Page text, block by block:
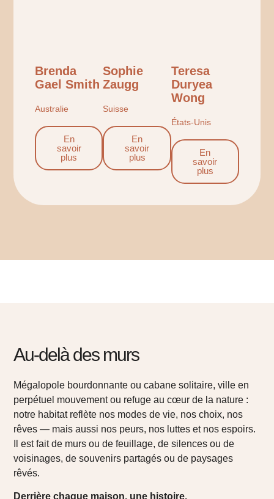
Brenda
Gael Smith
Australie
En
savoir
plus
Sophie
Zaugg
Suisse
En
savoir
plus
Teresa
Duryea
Wong
États-Unis
En
savoir
plus
Au-delà des murs​
Mégalopole bourdonnante ou cabane solitaire, ville en
perpétuel mouvement ou refuge au cœur de la nature :
notre habitat reflète nos modes de vie, nos choix, nos
rêves — mais aussi nos peurs, nos luttes et nos espoirs.
Il est fait de murs ou de feuillage, de silences ou de
voisinages, de souvenirs partagés ou de paysages
rêvés.
Derrière chaque maison, une histoire.